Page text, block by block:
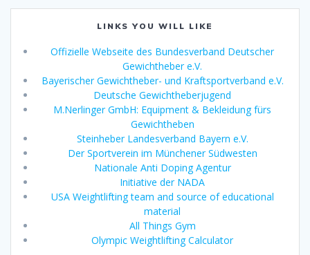
LINKS YOU WILL LIKE
Offizielle Webseite des Bundesverband Deutscher
Gewichtheber e.V.
Bayerischer Gewichtheber- und Kraftsportverband e.V.
Deutsche Gewichtheberjugend
M.Nerlinger GmbH: Equipment & Bekleidung fürs
Gewichtheben
Steinheber Landesverband Bayern e.V.
Der Sportverein im Münchener Südwesten
Nationale Anti Doping Agentur
Initiative der NADA
USA Weightlifting team and source of educational
material
All Things Gym
Olympic Weightlifting Calculator